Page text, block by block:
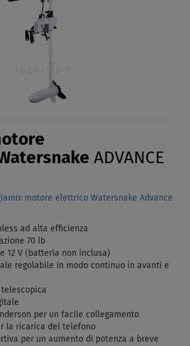
ADVANCE
motore elettrico Watersnake Advance
ad alta efficienza
70 lb
12 V (batteria non inclusa)
regolabile in modo continuo in avanti e
per un facile collegamento
la ricarica del telefono
per un aumento di potenza a breve